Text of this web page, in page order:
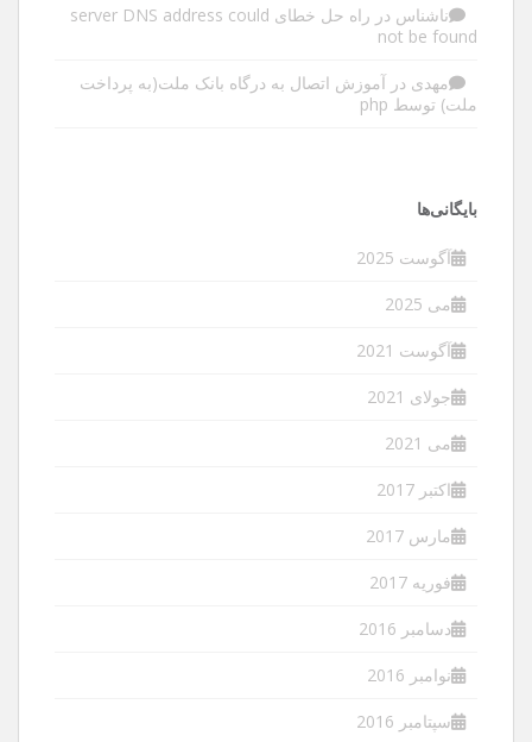
ناشناس در
راه حل خطای server DNS address could
not be found
مهدی در آموزش اتصال به درگاه بانک ملت(به پرداخت
ملت) توسط php
بایگانی‌ها
آگوست 2025
می 2025
آگوست 2021
جولای 2021
می 2021
اکتبر 2017
مارس 2017
فوریه 2017
دسامبر 2016
نوامبر 2016
سپتامبر 2016